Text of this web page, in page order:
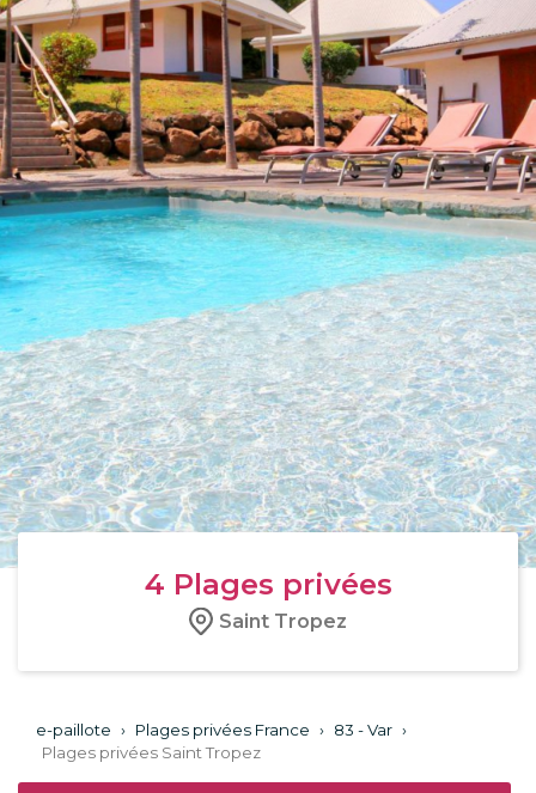
4 Plages privées
Saint Tropez
e-paillote › Plages privées France › 83 - Var ›
Plages privées Saint Tropez